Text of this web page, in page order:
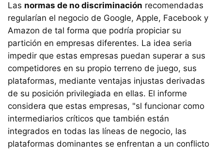
Las normas de no discriminación recomendadas
regularían el negocio de Google, Apple, Facebook y
Amazon de tal forma que podría propiciar su
partición en empresas diferentes. La idea seria
impedir que estas empresas puedan superar a sus
competidores en su propio terreno de juego, sus
plataformas, mediante ventajas injustas derivadas
de su posición privilegiada en ellas. El informe
considera que estas empresas, "sl funcionar como
intermediarios críticos que también están
integrados en todas las líneas de negocio, las
plataformas dominantes se enfrentan a un conflicto